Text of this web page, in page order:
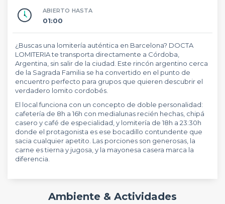
ABIERTO HASTA
01:00
¿Buscas una lomitería auténtica en Barcelona? DOCTA
LOMITERIA te transporta directamente a Córdoba,
Argentina, sin salir de la ciudad. Este rincón argentino cerca
de la Sagrada Familia se ha convertido en el punto de
encuentro perfecto para grupos que quieren descubrir el
verdadero lomito cordobés.
El local funciona con un concepto de doble personalidad:
cafetería de 8h a 16h con medialunas recién hechas, chipá
casero y café de especialidad, y lomitería de 18h a 23:30h
donde el protagonista es ese bocadillo contundente que
sacia cualquier apetito. Las porciones son generosas, la
carne es tierna y jugosa, y la mayonesa casera marca la
diferencia.
Ambiente & Actividades